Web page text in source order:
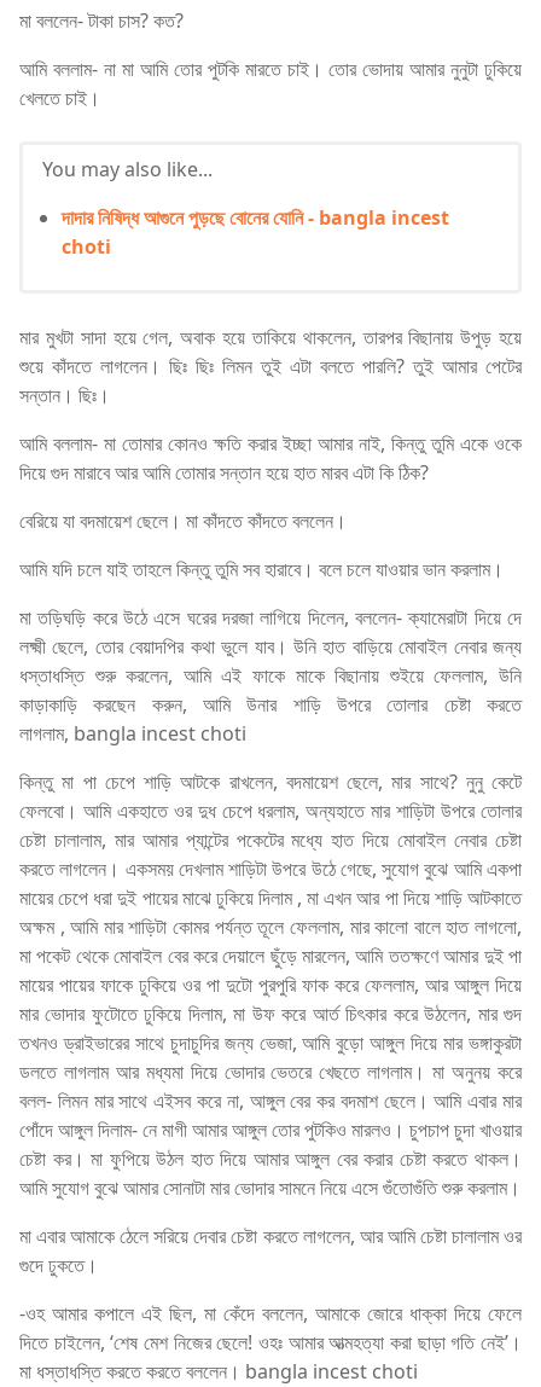
মা বললেন- টাকা চাস? কত?
আমি বললাম- না মা আমি তোর পুটকি মারতে চাই। তোর ভোদায় আমার নুনুটা ঢুকিয়ে
খেলতে চাই।
You may also like...
দাদার নিষিদ্ধ আগুনে পুড়ছে বোনের যোনি - bangla incest
choti
মার মুখটা সাদা হয়ে গেল, অবাক হয়ে তাকিয়ে থাকলেন, তারপর বিছানায় উপুড় হয়ে
শুয়ে কাঁদতে লাগলেন। ছিঃ ছিঃ লিমন তুই এটা বলতে পারলি? তুই আমার পেটের
সন্তান। ছিঃ।
আমি বললাম- মা তোমার কোনও ক্ষতি করার ইচ্ছা আমার নাই, কিন্তু তুমি একে ওকে
দিয়ে গুদ মারাবে আর আমি তোমার সন্তান হয়ে হাত মারব এটা কি ঠিক?
বেরিয়ে যা বদমায়েশ ছেলে। মা কাঁদতে কাঁদতে বললেন।
আমি যদি চলে যাই তাহলে কিন্তু তুমি সব হারাবে। বলে চলে যাওয়ার ভান করলাম।
মা তড়িঘড়ি করে উঠে এসে ঘরের দরজা লাগিয়ে দিলেন, বললেন- ক্যামেরাটা দিয়ে দে
লক্ষ্মী ছেলে, তোর বেয়াদপির কথা ভুলে যাব। উনি হাত বাড়িয়ে মোবাইল নেবার জন্য
ধস্তাধস্তি শুরু করলেন, আমি এই ফাকে মাকে বিছানায় শুইয়ে ফেললাম, উনি
কাড়াকাড়ি করছেন করুন, আমি উনার শাড়ি উপরে তোলার চেষ্টা করতে
লাগলাম, bangla incest choti
কিন্তু মা পা চেপে শাড়ি আটকে রাখলেন, বদমায়েশ ছেলে, মার সাথে? নুনু কেটে
ফেলবো। আমি একহাতে ওর দুধ চেপে ধরলাম, অন্যহাতে মার শাড়িটা উপরে তোলার
চেষ্টা চালালাম, মার আমার প্যান্টের পকেটের মধ্যে হাত দিয়ে মোবাইল নেবার চেষ্টা
করতে লাগলেন। একসময় দেখলাম শাড়িটা উপরে উঠে গেছে, সুযোগ বুঝে আমি একপা
মায়ের চেপে ধরা দুই পায়ের মাঝে ঢুকিয়ে দিলাম , মা এখন আর পা দিয়ে শাড়ি আটকাতে
অক্ষম , আমি মার শাড়িটা কোমর পর্যন্ত তূলে ফেললাম, মার কালো বালে হাত লাগলো,
মা পকেট থেকে মোবাইল বের করে দেয়ালে ছুঁড়ে মারলেন, আমি ততক্ষণে আমার দুই পা
মায়ের পায়ের ফাকে ঢুকিয়ে ওর পা দুটো পুরপুরি ফাক করে ফেললাম, আর আঙ্গুল দিয়ে
মার ভোদার ফুটোতে ঢুকিয়ে দিলাম, মা উফ করে আর্ত চিৎকার করে উঠলেন, মার গুদ
তখনও ড্রাইভারের সাথে চুদাচুদির জন্য ভেজা, আমি বুড়ো আঙ্গুল দিয়ে মার ভঙ্গাকুরটা
ডলতে লাগলাম আর মধ্যমা দিয়ে ভোদার ভেতরে খেছতে লাগলাম। মা অনুনয় করে
বলল- লিমন মার সাথে এইসব করে না, আঙ্গুল বের কর বদমাশ ছেলে। আমি এবার মার
পোঁদে আঙ্গুল দিলাম- নে মাগী আমার আঙ্গুল তোর পুটকিও মারলও। চুপচাপ চুদা খাওয়ার
চেষ্টা কর। মা ফুপিয়ে উঠল হাত দিয়ে আমার আঙ্গুল বের করার চেষ্টা করতে থাকল।
আমি সুযোগ বুঝে আমার সোনাটা মার ভোদার সামনে নিয়ে এসে গুঁতোগুঁতি শুরু করলাম।
মা এবার আমাকে ঠেলে সরিয়ে দেবার চেষ্টা করতে লাগলেন, আর আমি চেষ্টা চালালাম ওর
গুদে ঢুকতে।
-ওহ আমার কপালে এই ছিল, মা কেঁদে বললেন, আমাকে জোরে ধাক্কা দিয়ে ফেলে
দিতে চাইলেন, ‘শেষ মেশ নিজের ছেলে! ওহঃ আমার আত্মহত্যা করা ছাড়া গতি নেই’।
মা ধস্তাধস্তি করতে করতে বললেন। bangla incest choti